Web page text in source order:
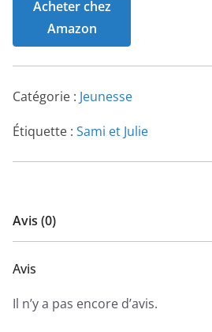
Acheter chez
Amazon
Catégorie : Jeunesse
Étiquette : Sami et Julie
Avis (0)
Avis
Il n’y a pas encore d’avis.